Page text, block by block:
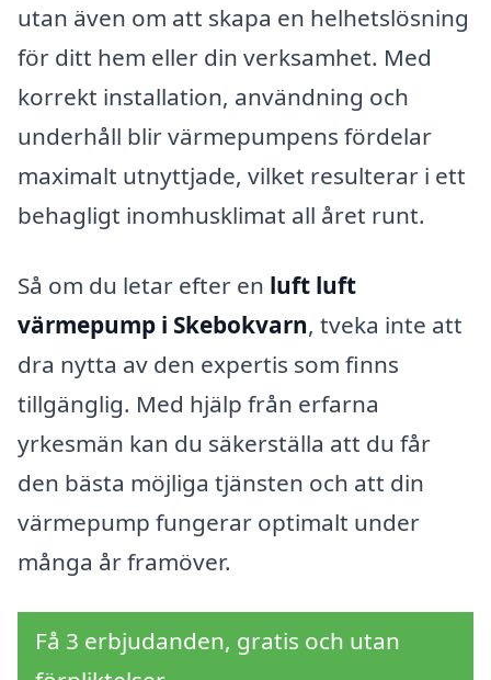
utan även om att skapa en helhetslösning
för ditt hem eller din verksamhet. Med
korrekt installation, användning och
underhåll blir värmepumpens fördelar
maximalt utnyttjade, vilket resulterar i ett
behagligt inomhusklimat all året runt.
Så om du letar efter en luft luft
värmepump i Skebokvarn, tveka inte att
dra nytta av den expertis som finns
tillgänglig. Med hjälp från erfarna
yrkesmän kan du säkerställa att du får
den bästa möjliga tjänsten och att din
värmepump fungerar optimalt under
många år framöver.
Få 3 erbjudanden, gratis och utan